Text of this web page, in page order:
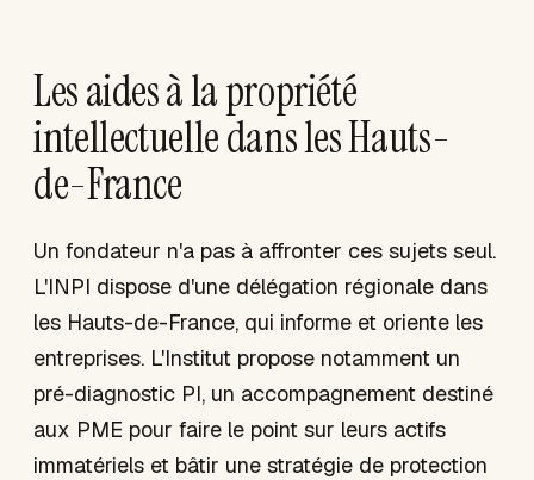
Les aides à la propriété
intellectuelle dans les Hauts-
de-France
Un fondateur n'a pas à affronter ces sujets seul.
L'INPI dispose d'une délégation régionale dans
les Hauts-de-France, qui informe et oriente les
entreprises. L'Institut propose notamment un
pré-diagnostic PI, un accompagnement destiné
aux PME pour faire le point sur leurs actifs
immatériels et bâtir une stratégie de protection